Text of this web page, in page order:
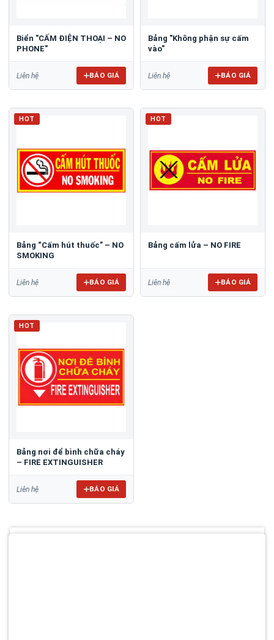
Biển "CẤM ĐIỆN THOẠI – NO
PHONE"
Liên hệ BÁO GIÁ
Bảng "Không phận sự cấm
vào"
Liên hệ BÁO GIÁ
HOT
Bảng “Cấm hút thuốc” – NO
SMOKING
Liên hệ BÁO GIÁ
HOT
Bảng cấm lửa – NO FIRE
Liên hệ BÁO GIÁ
HOT
Bảng nơi để bình chữa cháy
– FIRE EXTINGUISHER
Liên hệ BÁO GIÁ